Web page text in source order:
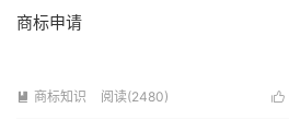
商标申请
 商标知识 阅读(2480) 